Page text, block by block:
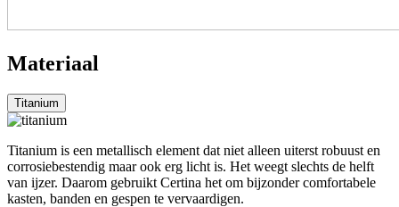
Materiaal
Titanium
Titanium is een metallisch element dat niet alleen uiterst robuust en
corrosiebestendig maar ook erg licht is. Het weegt slechts de helft
van ijzer. Daarom gebruikt Certina het om bijzonder comfortabele
kasten, banden en gespen te vervaardigen.